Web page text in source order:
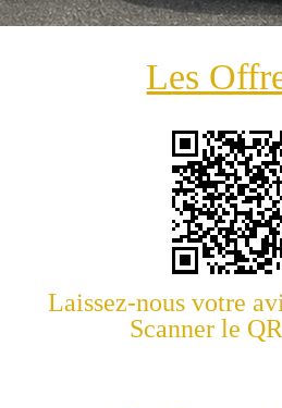
Les
Laissez-nous votre
Scanner le